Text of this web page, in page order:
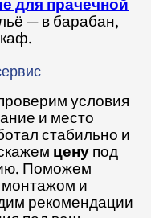
для прачечной
— в барабан,
условия
и место
стабильно и
ценупод
Поможем
монтажом и
рекомендации